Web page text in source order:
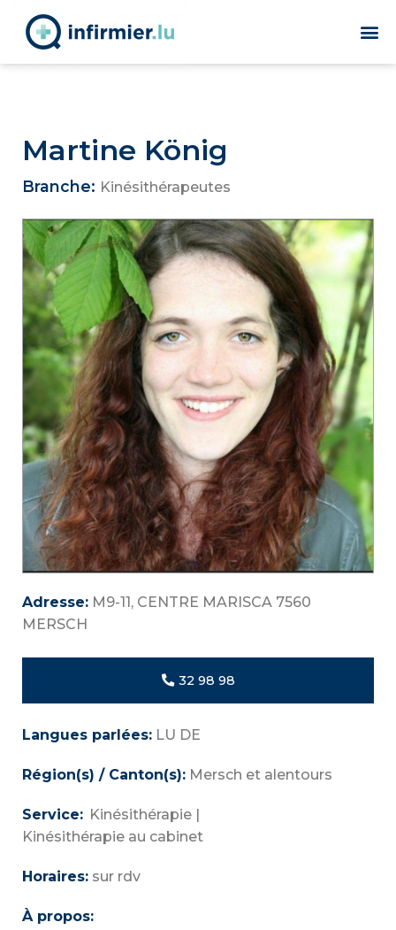
Martine König
Branche: Kinésithérapeutes
Adresse: M9-11, CENTRE MARISCA 7560
MERSCH
32 98 98
Langues parlées: LU DE
Région(s) / Canton(s): Mersch et alentours
Service: Kinésithérapie |
Kinésithérapie au cabinet
Horaires: sur rdv
À propos: